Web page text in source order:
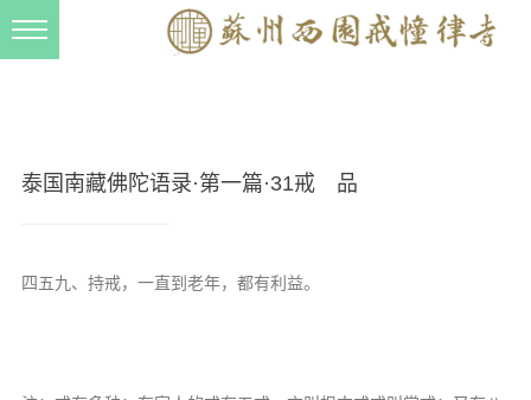
档案管理
泰国南藏佛陀语录·第一篇·31戒 品
四五九、持戒，一直到老年，都有利益。